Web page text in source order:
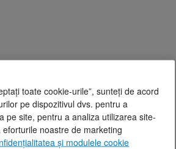
toate cookie-urile”, sunteți de acord
pe dispozitivul dvs. pentru a
pe site, pentru a analiza utilizarea site-
noastre de marketing
și modulele cookie